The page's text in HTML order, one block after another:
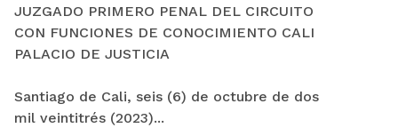
JUZGADO PRIMERO PENAL DEL CIRCUITO
CON FUNCIONES DE CONOCIMIENTO CALI
PALACIO DE JUSTICIA
Santiago de Cali, seis (6) de octubre de dos
mil veintitrés (2023)...